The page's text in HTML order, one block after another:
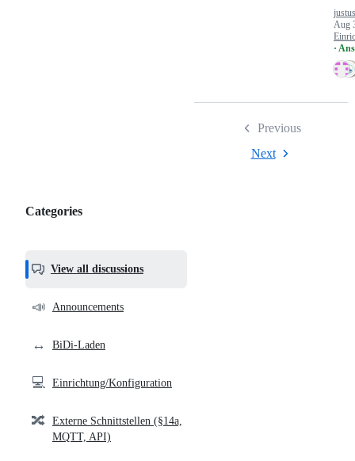
Categories,
helpful,
and
community
Categories
View all discussions
📣 Announcements
↔️ BiDi-Laden
💻 Einrichtung/Konfiguration
🔀 Externe Schnittstellen (§14a,
MQTT, API)
Aug
·
Previous
Next